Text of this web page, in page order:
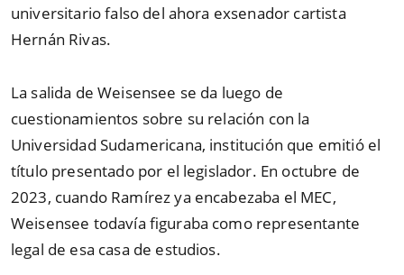
universitario falso del ahora exsenador cartista
Hernán Rivas.
La salida de Weisensee se da luego de
cuestionamientos sobre su relación con la
Universidad Sudamericana, institución que emitió el
título presentado por el legislador. En octubre de
2023, cuando Ramírez ya encabezaba el MEC,
Weisensee todavía figuraba como representante
legal de esa casa de estudios.